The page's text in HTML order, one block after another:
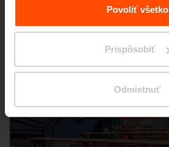
Povoliť všetko
Prispôsobiť
Odmietnuť